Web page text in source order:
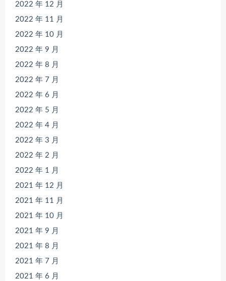
2022 年 12 月
2022 年 11 月
2022 年 10 月
2022 年 9 月
2022 年 8 月
2022 年 7 月
2022 年 6 月
2022 年 5 月
2022 年 4 月
2022 年 3 月
2022 年 2 月
2022 年 1 月
2021 年 12 月
2021 年 11 月
2021 年 10 月
2021 年 9 月
2021 年 8 月
2021 年 7 月
2021 年 6 月